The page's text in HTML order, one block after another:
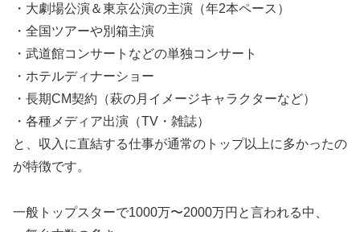
・大劇場公演＆東京公演の主演（年2本ペース）
・全国ツアーや別箱主演
・武道館コンサートなどの単独コンサート
・ホテルディナーショー
・長期CM契約（萩の月イメージキャラクターなど）
・各種メディア出演（TV・雑誌）
と、収入に直結する仕事が通常のトップ以上に多かったの
が特徴です。
一般トップスターで1000万〜2000万円と言われる中、